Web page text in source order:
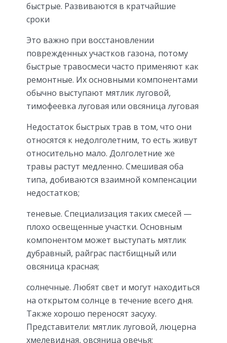
быстрые. Развиваются в кратчайшие
сроки
Это важно при восстановлении
поврежденных участков газона, потому
быстрые травосмеси часто применяют как
ремонтные. Их основными компонентами
обычно выступают мятлик луговой,
тимофеевка луговая или овсяница луговая
Недостаток быстрых трав в том, что они
относятся к недолголетним, то есть живут
относительно мало. Долголетние же
травы растут медленно. Смешивая оба
типа, добиваются взаимной компенсации
недостатков;
теневые. Специализация таких смесей —
плохо освещенные участки. Основным
компонентом может выступать мятлик
дубравный, райграс пастбищный или
овсяница красная;
солнечные. Любят свет и могут находиться
на открытом солнце в течение всего дня.
Также хорошо переносят засуху.
Представители: мятлик луговой, люцерна
хмелевидная, овсяница овечья;